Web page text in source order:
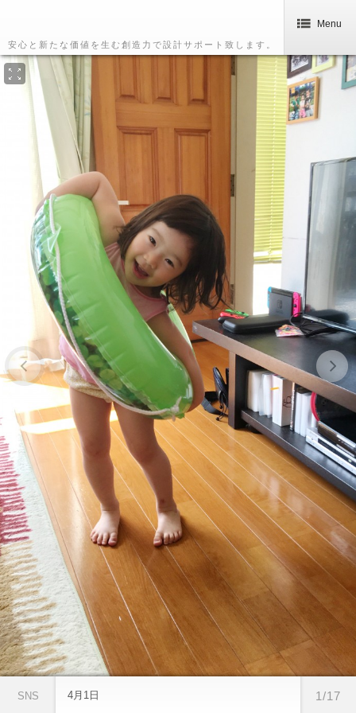
安心と新たな価値を生む創造力で設計サポート致します。
Menu
SNS 1/17
4月1日